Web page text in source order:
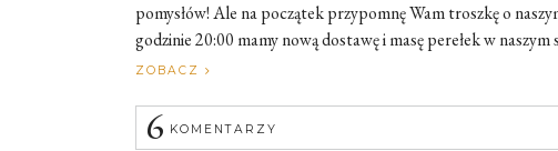
pomysłów! Ale na początek przypomnę Wam troszkę o
godzinie 20:00 mamy nową dostawę i masę perełek w naszym
ZOBACZ
6 KOMENTARZY